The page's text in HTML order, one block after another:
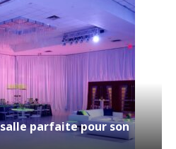
parfaite pour son